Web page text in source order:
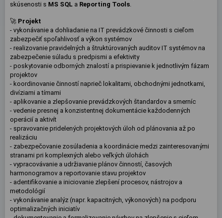
skúsenosti s MS SQL a Reporting Tools.
🚀 Projekt
- vykonávanie a dohliadanie na IT prevádzkové činnosti s cieľom
zabezpečiť spoľahlivosť a výkon systémov
- realizovanie pravidelných a štruktúrovaných auditov IT systémov na
zabezpečenie súladu s predpismi a efektivity
- poskytovanie odborných znalostí a prispievanie k jednotlivým fázam
projektov
- koordinovanie činností naprieč lokalitami, obchodnými jednotkami,
divíziami a tímami
- aplikovanie a zlepšovanie prevádzkových štandardov a smerníc
- vedenie presnej a konzistentnej dokumentácie každodenných
operácií a aktivít
- spravovanie pridelených projektových úloh od plánovania až po
realizáciu
- zabezpečovanie zosúladenia a koordinácie medzi zainteresovanými
stranami pri komplexných alebo veľkých úlohách
- vypracovávanie a udržiavanie plánov činností, časových
harmonogramov a reportovanie stavu projektov
- adentifikovanie a iniciovanie zlepšení procesov, nástrojov a
metodológií
- vykonávanie analýz (napr. kapacitných, výkonových) na podporu
optimalizačných iniciatív